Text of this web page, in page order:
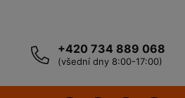
+420 734 889 068
(všední dny 8:00-17:00)